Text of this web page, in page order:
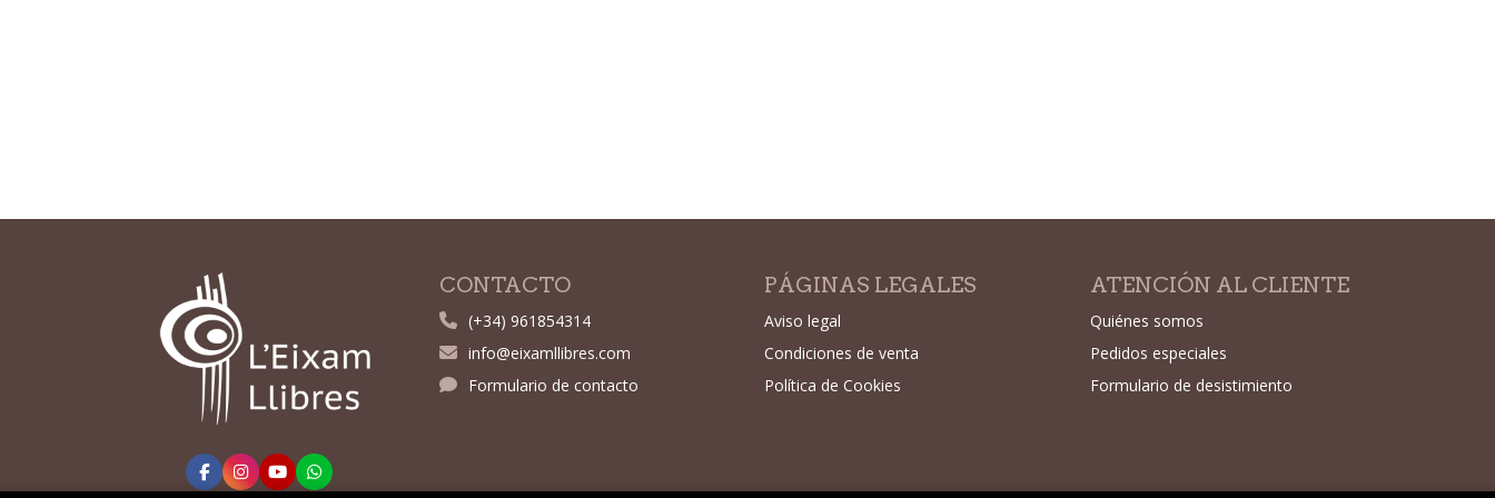
CONTACTO
(+34) 961854314
info@eixamllibres.com
Formulario de contacto
PÁGINAS LEGALES
Aviso legal
Condiciones de venta
Política de Cookies
ATENCIÓN AL CLIENTE
Quiénes somos
Pedidos especiales
Formulario de desistimiento